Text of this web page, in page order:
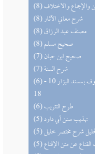
والإجماع والاختلاف
(8) شرح معاني الآثار
(8) مصنف عبد الرزاق
(8) صحيح مسلم
(7) صحيح ابن حبان
(7) شرح السنة
(6) البحر الزخار المعروف بمسند البزار 10 -
18
(6) طرح التثريب
(5) تهذيب سنن أبي داود
شرح مختصر خليل
القناع عن متن الإقناع